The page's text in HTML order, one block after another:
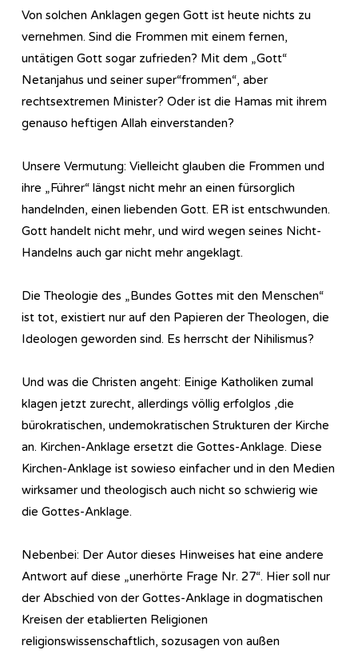
Von solchen Anklagen gegen Gott ist heute nichts zu
vernehmen. Sind die Frommen mit einem fernen,
untätigen Gott sogar zufrieden? Mit dem „Gott“
Netanjahus und seiner super“frommen“, aber
rechtsextremen Minister? Oder ist die Hamas mit ihrem
genauso heftigen Allah einverstanden?
Unsere Vermutung: Vielleicht glauben die Frommen und
ihre „Führer“ längst nicht mehr an einen fürsorglich
handelnden, einen liebenden Gott. ER ist entschwunden.
Gott handelt nicht mehr, und wird wegen seines Nicht-
Handelns auch gar nicht mehr angeklagt.
Die Theologie des „Bundes Gottes mit den Menschen“
ist tot, existiert nur auf den Papieren der Theologen, die
Ideologen geworden sind. Es herrscht der Nihilismus?
Und was die Christen angeht: Einige Katholiken zumal
klagen jetzt zurecht, allerdings völlig erfolglos ,die
bürokratischen, undemokratischen Strukturen der Kirche
an. Kirchen-Anklage ersetzt die Gottes-Anklage. Diese
Kirchen-Anklage ist sowieso einfacher und in den Medien
wirksamer und theologisch auch nicht so schwierig wie
die Gottes-Anklage.
Nebenbei: Der Autor dieses Hinweises hat eine andere
Antwort auf diese „unerhörte Frage Nr. 27“. Hier soll nur
der Abschied von der Gottes-Anklage in dogmatischen
Kreisen der etablierten Religionen
religionswissenschaftlich, sozusagen von außen